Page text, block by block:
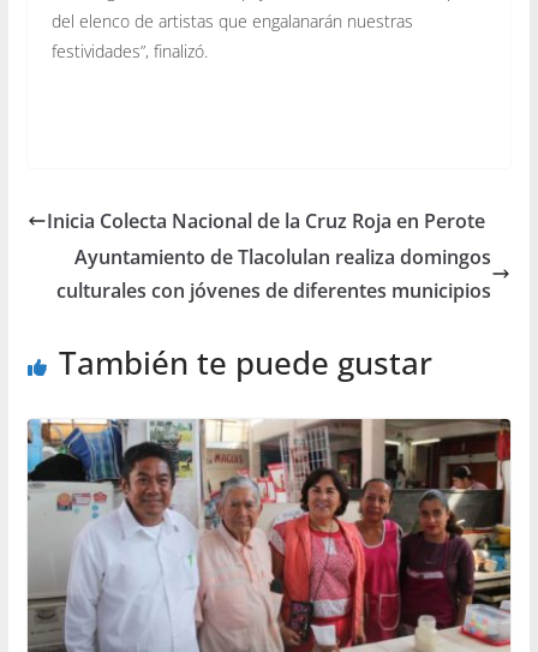
del elenco de artistas que engalanarán nuestras
festividades”, finalizó.
Inicia Colecta Nacional de la Cruz Roja en Perote
Ayuntamiento de Tlacolulan realiza domingos
culturales con jóvenes de diferentes municipios
También te puede gustar